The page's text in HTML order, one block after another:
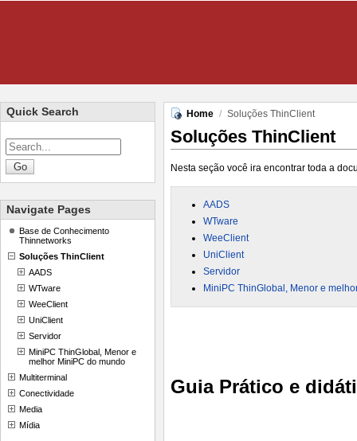
Quick Search
Navigate Pages
Base de Conhecimento
Thinnetworks
Soluções ThinClient
AADS
WTware
WeeClient
UniClient
Servidor
MiniPC ThinGlobal, Menor e
melhor MiniPC do mundo
Multiterminal
Conectividade
Media
Mídia
Home / Soluções ThinClient
Soluções ThinClient
Nesta seção você ira encontrar toda a
AADS
WTware
WeeClient
UniClient
Servidor
MiniPC ThinGlobal, Menor e
Guia Prático e